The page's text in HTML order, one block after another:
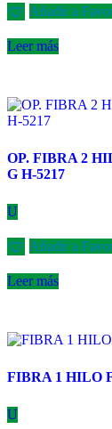
Añadir a
Leer más
OP. FIBRA 2
G H-5217
U
Añadir a
Leer más
FIBRA 1 HILO
U